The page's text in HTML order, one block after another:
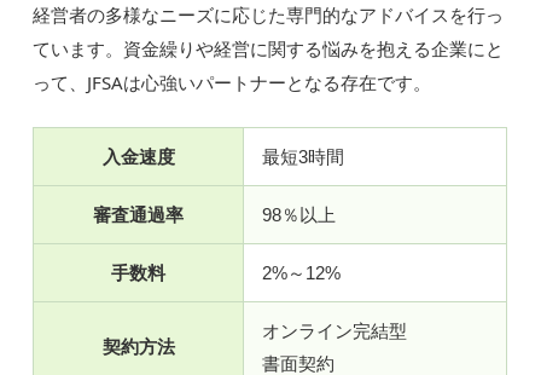
経営者の多様なニーズに応じた専門的なアドバイスを行っ
ています。資金繰りや経営に関する悩みを抱える企業にと
って、JFSAは心強いパートナーとなる存在です。
入金速度 最短3時間
審査通過率 98％以上
手数料 2%～12%
契約方法
オンライン完結型
書面契約